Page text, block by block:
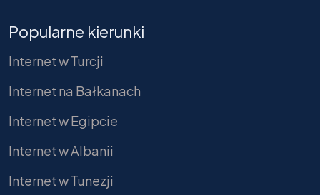
Popularne kierunki
Internet w Turcji
Internet na Bałkanach
Internet w Egipcie
Internet w Albanii
Internet w Tunezji